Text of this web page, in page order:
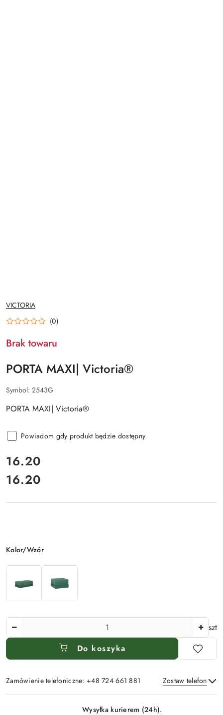
NAZWA
PRODUCENTA:
VICTORIA
(0)
Brak towaru
PORTA MAXI| Victoria®
Symbol: 2543G
PORTA MAXI| Victoria®
Powiadom gdy produkt będzie dostępny
cena:
16.20
Cena:
16.20
Wariant
Kolor/Wzór
szt
Do koszyka
Zamówienie telefoniczne: +48 724 661 881 Zostaw telefon
Wysyłka kurierem (24h).